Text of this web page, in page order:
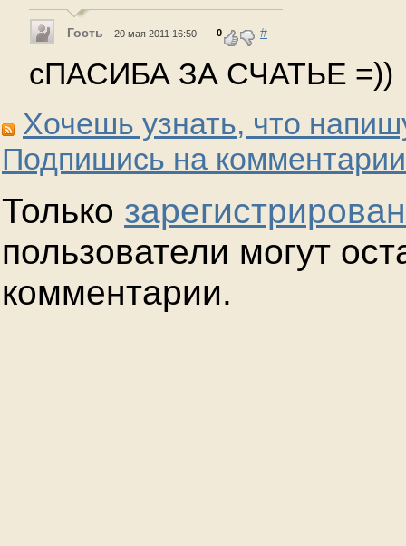
Гость 20 мая 2011 16:50 0 #
сПАСИБА ЗА СЧАТЬЕ =))
Хочешь узнать, что
Подпишись на
Только
пользователи могут
комментарии.